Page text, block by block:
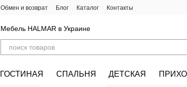
Обмен и возврат Блог Каталог Контакты
Мебель HALMAR в Украине
ГОСТИНАЯ СПАЛЬНЯ ДЕТСКАЯ